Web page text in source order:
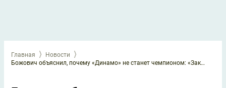
Главная
Новости
Божович объяснил, почему «Динамо» не станет чемпионом: «Закончат на 4-5 месте»